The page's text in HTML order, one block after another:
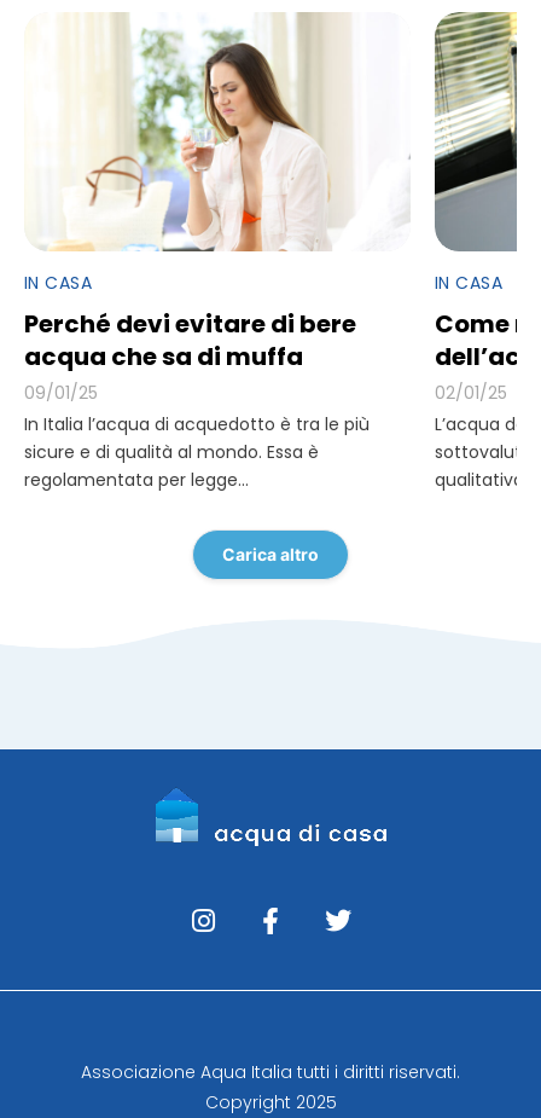
IN CASA
Perché devi evitare di bere
acqua che sa di muffa
09/01/25
In Italia l’acqua di acquedotto è tra le più
sicure e di qualità al mondo. Essa è
regolamentata per legge...
IN CASA
Come
02/01/25
L’acqua
Carica altro
Associazione Aqua Italia tutti i diritti riservati.
Copyright 2025